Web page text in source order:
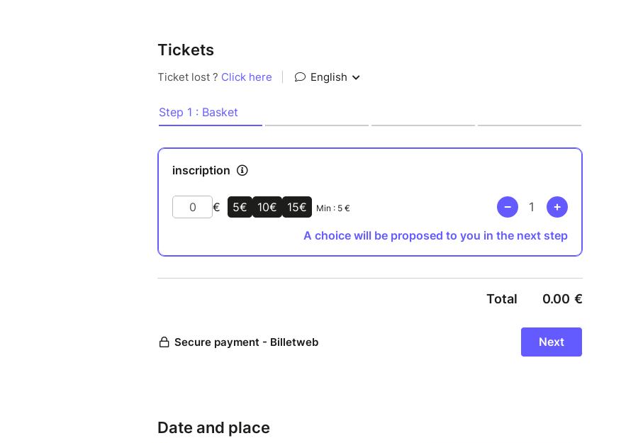
sur la Mer de glace avec aperçu sur l'ancien Mauvais Pas, soit une vision
panoramique commentée depuis la Flégère accessible en télécabine.
Les interventions suivantes ponctueront la journée:
- Michel Cara, géophysicien (AGB), et Sylvain Coutterand, géomorphologue,
conduiront la balade du matin et présenteront les recherches menées pour
retrouver la trace des deux hameaux détruits par l'avancée du glacier lors du
Petit âge glaciaire;
- L’histoire géo-humaine des villages des Bois et des Tines au cours des
siècles passés sera évoquée en lien avec l'avancée et le recul du front du
développement et l'intérêt écologique de la forêt primaire qui a poussé sur la
- Claude Lebahy, ingénieur forestier et Frédéric Ponsart (ONF) parleront de
Tickets
Date and place